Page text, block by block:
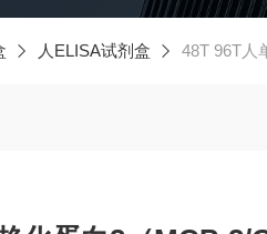
人ELISA试剂盒 48T 96T人单